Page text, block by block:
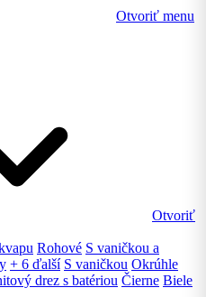
Otvoriť menu
Otvoriť
Rohové S vaničkou a
+ 6 ďalší S vaničkou Okrúhle
drez s batériou Čierne Biele